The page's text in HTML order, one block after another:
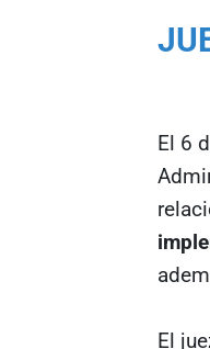
El 6
El